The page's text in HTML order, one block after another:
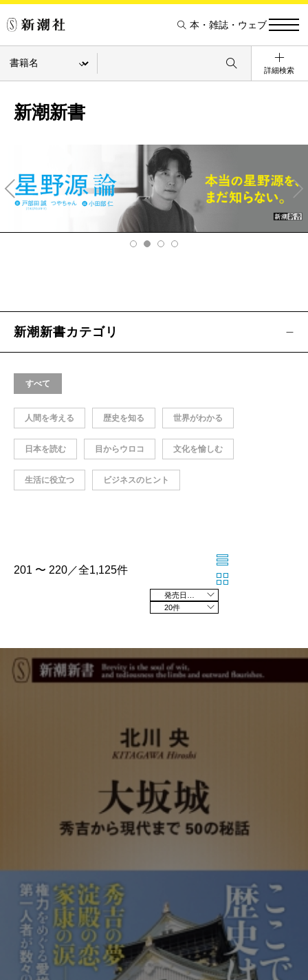
本・雑誌・ウェブ
詳細検索
新潮新書
v
Ne
xt
新潮新書カテゴリ
すべて
人間を考える 歴史を知る 世界がわかる
日本を読む 目からウロコ 文化を愉しむ
生活に役立つ ビジネスのヒント
201 〜 220／全1,125件
20件